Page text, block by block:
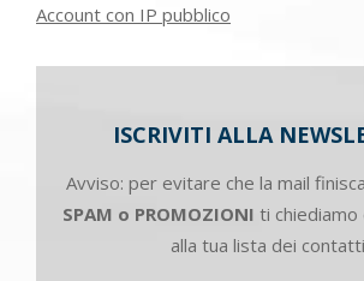
Account con IP pubblico
ISCRIVITI ALLA
Avviso: per evitare che la mail
SPAM o PROMOZIONI ti chiediamo
alla tua lista dei